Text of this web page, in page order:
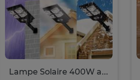
Lampe Solaire 400W avec Détecteur de Mouvement